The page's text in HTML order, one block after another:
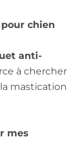
chien
anti-
à chercher
mastication
mes